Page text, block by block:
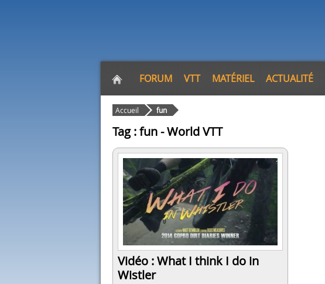
FORUM VTT MATÉRIEL ACTUALITÉ
Accueil fun
Tag : fun - World VTT
Vidéo : What I think I do in
Wistler